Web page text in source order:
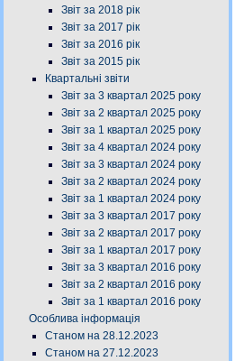
Звіт за 2018 рік
Звіт за 2017 рік
Звіт за 2016 рік
Звіт за 2015 рік
Квартальні звіти
Звіт за 3 квартал 2025 року
Звіт за 2 квартал 2025 року
Звіт за 1 квартал 2025 року
Звіт за 4 квартал 2024 року
Звіт за 3 квартал 2024 року
Звіт за 2 квартал 2024 року
Звіт за 1 квартал 2024 року
Звіт за 3 квартал 2017 року
Звіт за 2 квартал 2017 року
Звіт за 1 квартал 2017 року
Звіт за 3 квартал 2016 року
Звіт за 2 квартал 2016 року
Звіт за 1 квартал 2016 року
Особлива інформація
Станом на 28.12.2023
Станом на 27.12.2023